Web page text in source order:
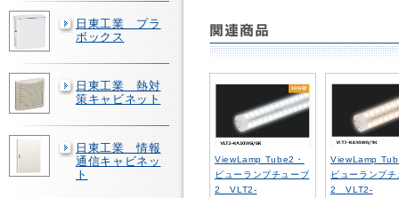
日東工業 プラ
ボックス
日東工業 熱対
策キャビネット
日東工業 情報
通信キャビネッ
ト
ViewLamp Tube2・
ビューランプチューブ
2 VLT2-
ViewLamp
ビューランプ
2 VLT2-